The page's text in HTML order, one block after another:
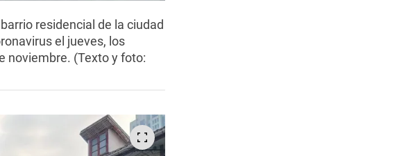
residencial de la ciudad
el jueves, los
noviembre. (Texto y foto: